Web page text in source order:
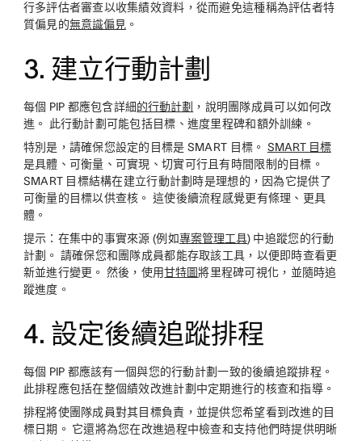
行多評估者審查以收集績效資料，從而避免這種稱為評估者特
質偏見的無意識偏見。
3. 建立行動計劃
每個 PIP 都應包含詳細的行動計劃 ，說明團隊成員可以如何改
進。 此行動計劃可能包括目標、進度里程碑和額外訓練。
特別是，請確保您設定的目標是 SMART 目標。 SMART 目標
是具體、可衡量、可實現、切實可行且有時間限制的目標。
SMART 目標結構在建立行動計劃時是理想的，因為它提供了
可衡量的目標以供查核。 這使後續流程感覺更有條理、更具
體。
提示： 在集中的事實來源 (例如專案管理工具) 中追蹤您的行動
計劃。 請確保您和團隊成員都能存取該工具，以便即時查看更
新並進行變更。 然後，使用甘特圖將里程碑可視化，並隨時追
蹤進度。
4. 設定後續追蹤排程
每個 PIP 都應該有一個與您的行動計劃一致的後續追蹤排程。
此排程應包括在整個績效改進計劃中定期進行的核查和指導。
排程將使團隊成員對其目標負責，並提供您希望看到改進的目
標日期。 它還將為您在改進過程中檢查和支持他們時提供明晰